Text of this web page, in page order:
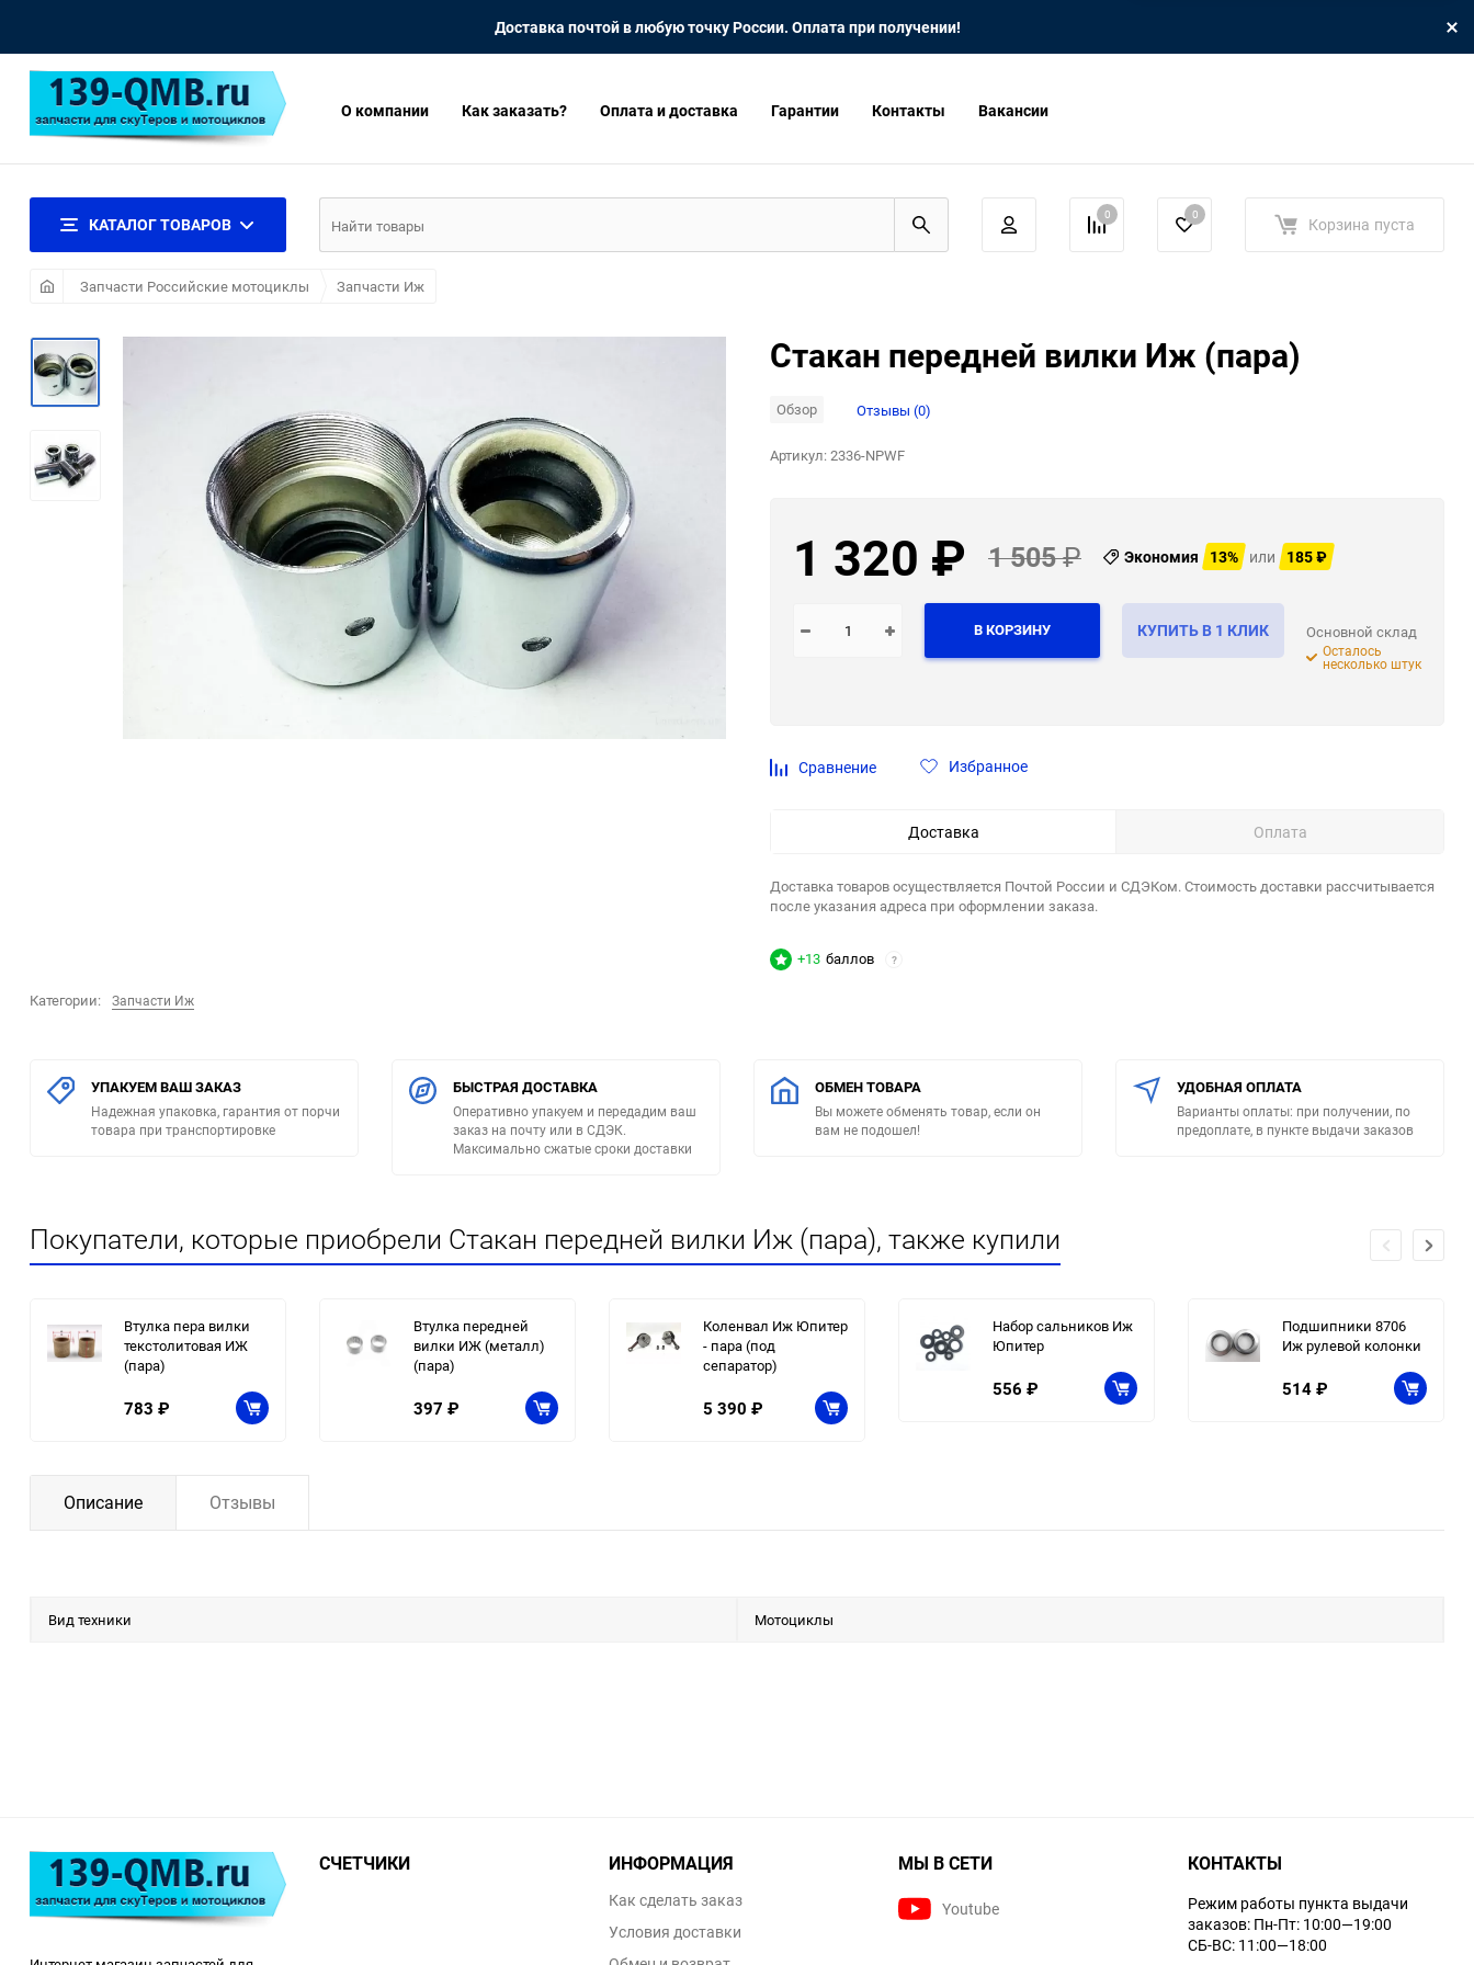
Доставка почтой в любую точку России. Оплата при получении!
О компании Как заказать? Оплата и доставка Гарантии Контакты Вакансии
КАТАЛОГ ТОВАРОВ 0 0 Корзина пуста
Запчасти Российские мотоциклы Запчасти Иж
Категории: Запчасти Иж
Стакан передней вилки Иж (пара)
Обзор Отзывы (0)
Артикул:2336-NPWF
1 320 ₽ 1 505₽ Экономия 13% или 185₽
В КОРЗИНУ КУПИТЬ В 1 КЛИК Основной склад
Осталось
несколько штук
Сравнение Избранное
Доставка Оплата
Доставка товаров осуществляется Почтой России и СДЭКом. Стоимость доставки рассчитывается
после указания адреса при оформлении заказа.
+13 баллов ?
УПАКУЕМ ВАШ ЗАКАЗ
Надежная упаковка, гарантия от порчи
товара при транспортировке
БЫСТРАЯ ДОСТАВКА
Оперативно упакуем и передадим ваш
заказ на почту или в СДЭК.
Максимально сжатые сроки доставки
ОБМЕН ТОВАРА
Вы можете обменять товар, если он
вам не подошел!
УДОБНАЯ ОПЛАТА
Варианты оплаты: при получении, по
предоплате, в пункте выдачи заказов
Покупатели, которые приобрели Стакан передней вилки Иж (пара), также купили
Втулка пера вилки
текстолитовая ИЖ
(пара)
783 ₽
Втулка передней
вилки ИЖ (металл)
(пара)
397 ₽
Коленвал Иж Юпитер
- пара (под
сепаратор)
5 390 ₽
Набор сальников Иж
Юпитер
556 ₽
Подшипники 8706
Иж рулевой колонки
514 ₽
Описание Отзывы
Вид техники Мотоциклы
СЧЕТЧИКИ ИНФОРМАЦИЯ
Как сделать заказ
Условия доставки
МЫ В СЕТИ
Youtube
КОНТАКТЫ
Режим работы пункта выдачи
заказов: Пн-Пт: 10:00—19:00
СБ-ВС: 11:00—18:00